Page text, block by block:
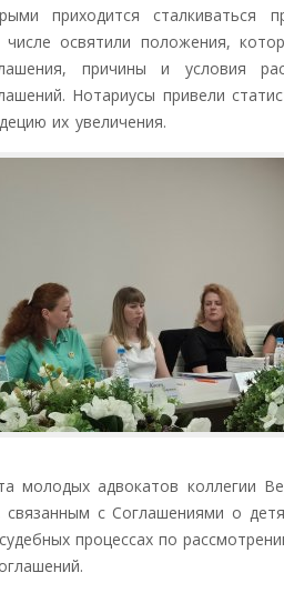
приходится сталкиваться
освятили положения,
причины и условия
Нотариусы привели
их увеличения.
адвокатов коллегии
связанным с Соглашениями о
процессах по